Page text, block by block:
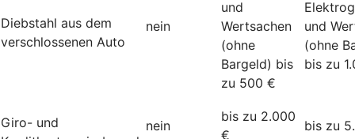
Diebstahl aus dem
verschlossenen Auto
nein
und
Wertsachen
(ohne
Bargeld) bis
zu 500 €
und
(ohne
bis zu
Giro- und
nein
bis zu 2.000
€
bis zu